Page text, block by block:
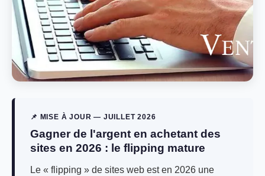
📌 MISE À JOUR — JUILLET 2026
Gagner de l'argent en achetant des
sites en 2026 : le flipping mature
Le « flipping » de sites web est en 2026 une